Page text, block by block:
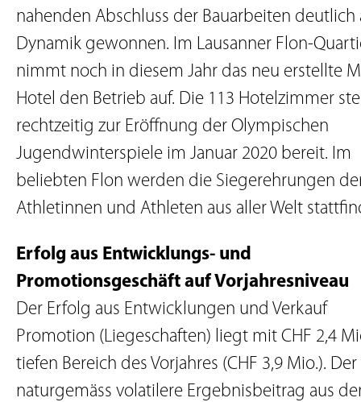
nahenden Abschluss der Bauarbeiten deutlich
Dynamik gewonnen. Im Lausanner Flon-
nimmt noch in diesem Jahr das neu erstellte
Hotel den Betrieb auf. Die 113 Hotelzimmer
rechtzeitig zur Eröffnung der Olympischen
Jugendwinterspiele im Januar 2020 bereit. Im
beliebten Flon werden die Siegerehrungen
Athletinnen und Athleten aus aller Welt
Erfolg aus Entwicklungs- und
Promotionsgeschäft auf Vorjahresniveau
Der Erfolg aus Entwicklungen und Verkauf
Promotion (Liegeschaften) liegt mit CHF 2,4
tiefen Bereich des Vorjahres (CHF 3,9 Mio.). Der
naturgemäss volatilere Ergebnisbeitrag aus